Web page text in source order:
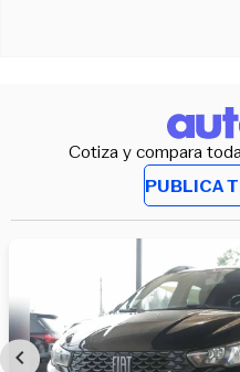
Cotiza y compara
PUBLICA